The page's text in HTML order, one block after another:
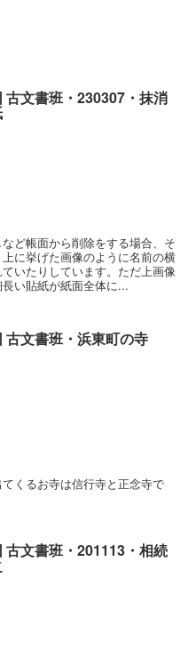
古文書班・230307・抹消
ど帳面から削除をする場合、そ
に挙げた画像のように名前の横
いたりしています。ただ上画像
い貼紙が紙面全体に...
古文書班・浜東町の寺
くるお寺は信行寺と正念寺で
古文書班・201113・相続